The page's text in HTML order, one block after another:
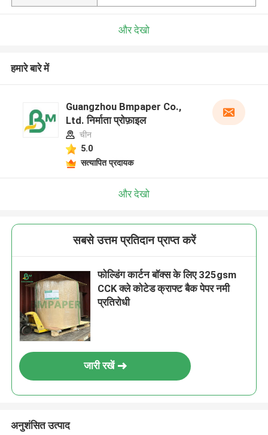
और देखो
हमारे बारे में
Guangzhou Bmpaper Co.,
Ltd. निर्माता प्रोफ़ाइल
चीन
5.0
सत्यापित प्रदायक
और देखो
सबसे उत्तम प्रतिदान प्राप्त करें
फोल्डिंग कार्टन बॉक्स के लिए 325gsm
CCK क्ले कोटेड क्राफ्ट बैक पेपर नमी
प्रतिरोधी
जारी रखें
अनुशंसित उत्पाद